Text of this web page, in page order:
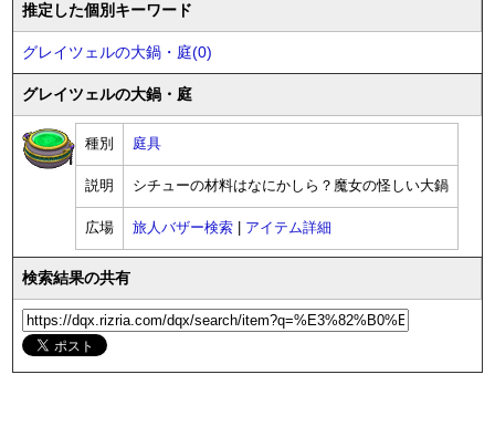
推定した個別キーワード
グレイツェルの大鍋・庭(0)
グレイツェルの大鍋・庭
種別 庭具
説明 シチューの材料はなにかしら？魔女の怪しい大鍋
広場 旅人バザー検索 アイテム詳細
検索結果の共有